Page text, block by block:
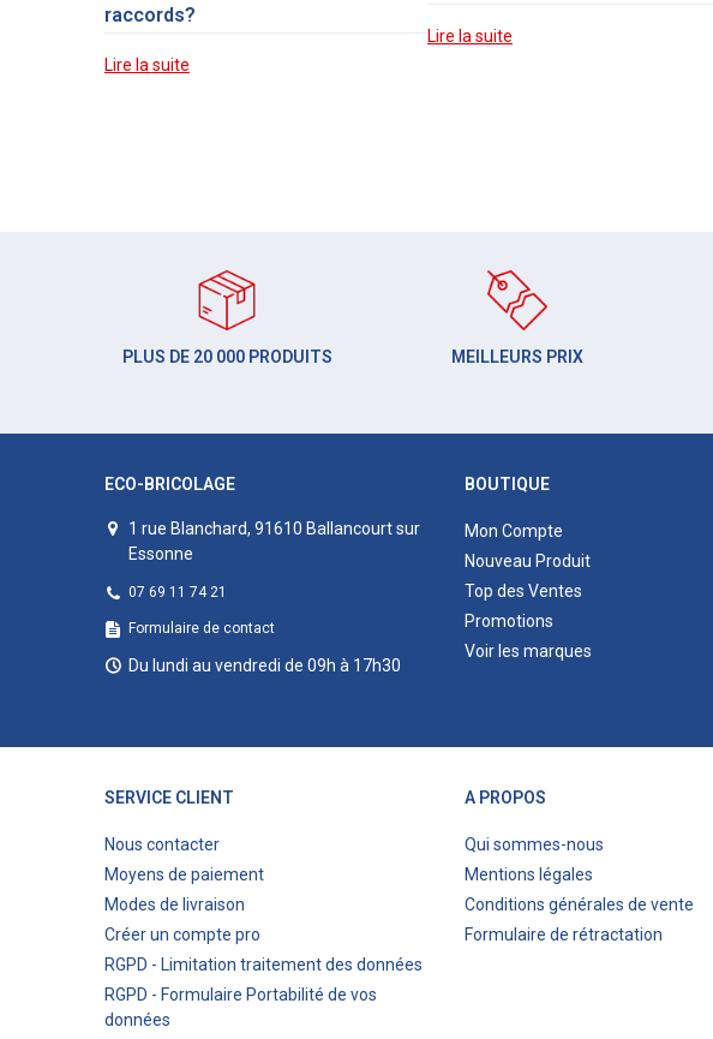
raccords?
Lire la suite
Lire la suite
PLUS DE 20 000 PRODUITS MEILLEURS PRIX
ECO-BRICOLAGE
1 rue Blanchard, 91610 Ballancourt sur
Essonne
07 69 11 74 21
Formulaire de contact
Du lundi au vendredi de 09h à 17h30
BOUTIQUE
Mon Compte
Nouveau Produit
Top des Ventes
Promotions
Voir les marques
SERVICE CLIENT
Nous contacter
Moyens de paiement
Modes de livraison
Créer un compte pro
RGPD - Limitation traitement des données
RGPD - Formulaire Portabilité de vos
données
A PROPOS
Qui sommes-nous
Mentions légales
Conditions générales de vente
Formulaire de rétractation